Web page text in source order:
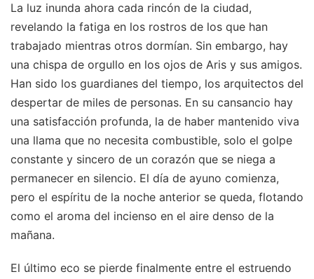
La luz inunda ahora cada rincón de la ciudad,
revelando la fatiga en los rostros de los que han
trabajado mientras otros dormían. Sin embargo, hay
una chispa de orgullo en los ojos de Aris y sus amigos.
Han sido los guardianes del tiempo, los arquitectos del
despertar de miles de personas. En su cansancio hay
una satisfacción profunda, la de haber mantenido viva
una llama que no necesita combustible, solo el golpe
constante y sincero de un corazón que se niega a
permanecer en silencio. El día de ayuno comienza,
pero el espíritu de la noche anterior se queda, flotando
como el aroma del incienso en el aire denso de la
mañana.
El último eco se pierde finalmente entre el estruendo